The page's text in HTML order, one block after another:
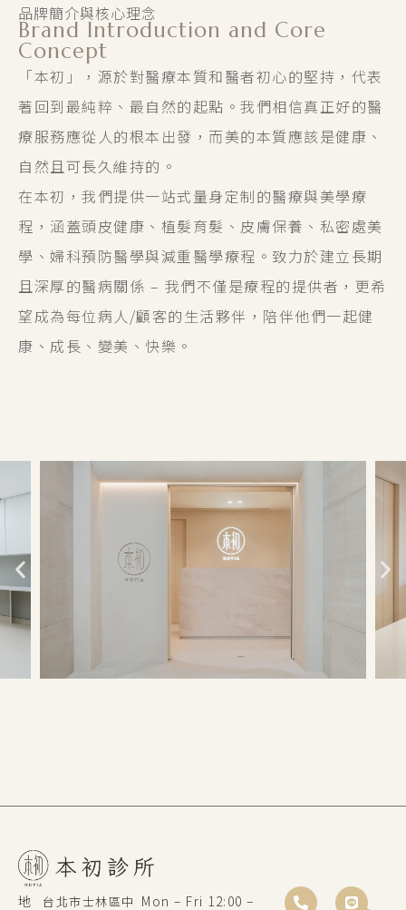
品牌簡介與核心理念
Brand Introduction and Core
Concept
「本初」，源於對醫療本質和醫者初心的堅持，代表
著回到最純粹、最自然的起點。我們相信真正好的醫
療服務應從人的根本出發，而美的本質應該是健康、
自然且可長久維持的。
在本初，我們提供一站式量身定制的醫療與美學療
程，涵蓋頭皮健康、植髮育髮、皮膚保養、私密處美
學、婦科預防醫學與減重醫學療程。致力於建立長期
且深厚的醫病關係 – 我們不僅是療程的提供者，更希
望成為每位病人/顧客的生活夥伴，陪伴他們一起健
康、成長、變美、快樂。
地 台北市士林區中 Mon – Fri 12:00 –